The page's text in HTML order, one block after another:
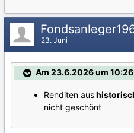
23. Juni
Am 23.6.2026 um
Renditen aus
nicht geschönt